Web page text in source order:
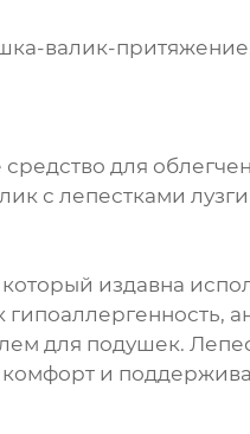
для
с лепестками
издавна
гипоаллергенность,
для подушек.
и